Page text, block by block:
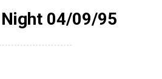
04/09/95